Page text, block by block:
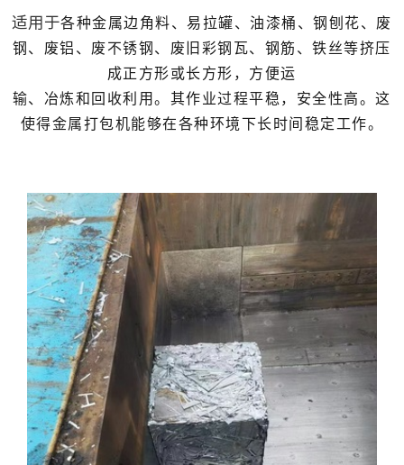
适用于各种金属边角料、易拉罐、油漆桶、钢刨花、废
钢、废铝、废不锈钢、废旧彩钢瓦、钢筋、铁丝等挤压
成正方形或长方形，方便运
输、冶炼和回收利用。其作业过程平稳，安全性高。这
使得金属打包机能够在各种环境下长时间稳定工作。